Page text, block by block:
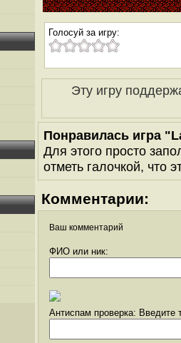
Голосуй за игру:
Эту игру
Понравилась игра
Для этого просто
отметь галочкой, что
Комментарии:
Ваш комментарий
ФИО или ник:
Антиспам проверка: Введите